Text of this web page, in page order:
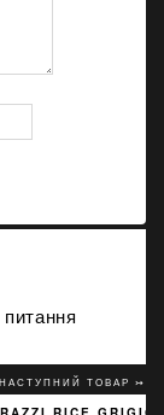
НАСТУПНИЙ ТОВАР ↣